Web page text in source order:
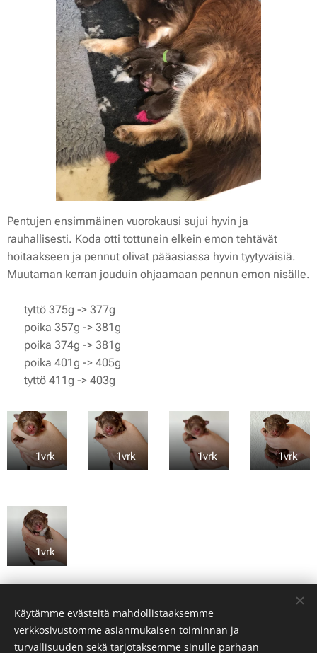
Pentujen ensimmäinen vuorokausi sujui hyvin ja
rauhallisesti. Koda otti tottunein elkein emon tehtävät
hoitaakseen ja pennut olivat pääasiassa hyvin tyytyväisiä.
Muutaman kerran jouduin ohjaamaan pennun emon nisälle.
💛 tyttö 375g -> 377g
💙 poika 357g -> 381g
💚 poika 374g -> 381g
❤️ poika 401g -> 405g
💖 tyttö 411g -> 403g
💛 1vrk 💙 1vrk 💚 1vrk ❤️ 1vrk
💖 1vrk
Share
Käytämme evästeitä mahdollistaaksemme
verkkosivustomme asianmukaisen toiminnan ja
turvallisuuden sekä tarjotaksemme sinulle parhaan